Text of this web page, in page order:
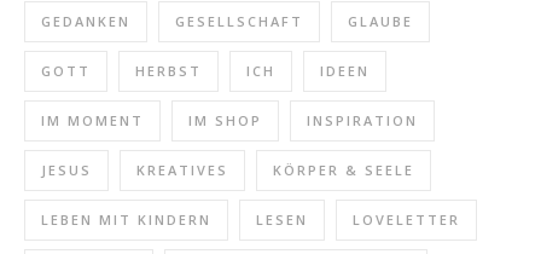
GEDANKEN GESELLSCHAFT GLAUBE
GOTT HERBST ICH IDEEN
IM MOMENT IM SHOP INSPIRATION
JESUS KREATIVES KÖRPER & SEELE
LEBEN MIT KINDERN LESEN LOVELETTER